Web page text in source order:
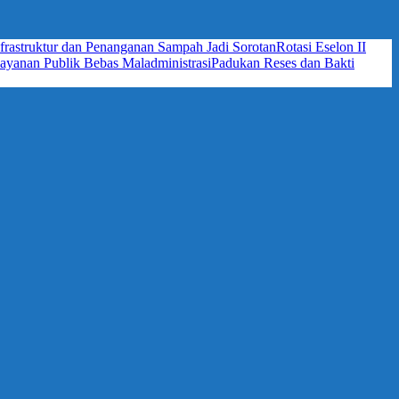
dan Penanganan Sampah Jadi SorotanRotasi Eselon II
Publik Bebas MaladministrasiPadukan Reses dan Bakti